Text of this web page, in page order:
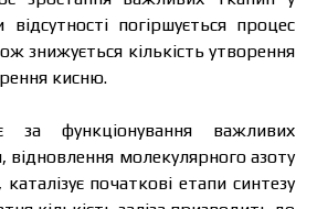
погіршується процес
знижується кількість утворення
кисню.
за функціонування важливих
молекулярного азоту
каталізує початкові етапи синтезу